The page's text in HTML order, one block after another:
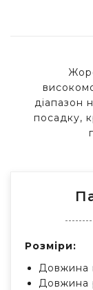
діапазон
посадку,
Розміри:
Довжина
Довжина